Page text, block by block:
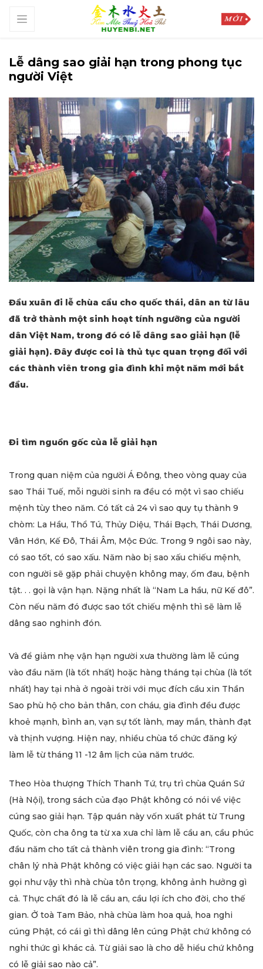
Lễ dâng sao giải hạn trong phong tục
người Việt
Đầu xuân đi lễ chùa cầu cho quốc thái, dân an từ lâu
đã trở thành một sinh hoạt tính ngưỡng của người
dân Việt Nam, trong đó có lễ dâng sao giải hạn (lễ
giải hạn). Đây được coi là thủ tục quan trọng đối với
các thành viên trong gia đình khi một năm mới bắt
đầu.
Đi tìm nguồn gốc của lễ giải hạn
Trong quan niệm của người Á Đông, theo vòng quay của
sao Thái Tuế, mỗi người sinh ra đều có một vì sao chiếu
mệnh tùy theo năm. Có tất cả 24 vì sao quy tụ thành 9
chòm: La Hầu, Thổ Tú, Thủy Diệu, Thái Bạch, Thái Dương,
Vân Hớn, Kế Đô, Thái Âm, Mộc Đức. Trong 9 ngôi sao này,
có sao tốt, có sao xấu. Năm nào bị sao xấu chiếu mệnh,
con người sẽ gặp phải chuyện không may, ốm đau, bệnh
tật. . . gọi là vận hạn. Nặng nhất là “Nam La hầu, nữ Kế đô”.
Còn nếu năm đó được sao tốt chiếu mệnh thì sẽ làm lễ
dâng sao nghinh đón.
Và để giảm nhẹ vận hạn người xưa thường làm lễ cúng
vào đầu năm (là tốt nhất) hoặc hàng tháng tại chùa (là tốt
nhất) hay tại nhà ở ngoài trời với mục đích cầu xin Thần
Sao phù hộ cho bản thân, con cháu, gia đình đều được
khoẻ mạnh, bình an, vạn sự tốt lành, may mắn, thành đạt
và thịnh vượng. Hiện nay, nhiều chùa tổ chức đăng ký
làm lễ từ tháng 11 -12 âm lịch của năm trước.
Theo Hòa thượng Thích Thanh Tứ, trụ trì chùa Quán Sứ
(Hà Nội), trong sách của đạo Phật không có nói về việc
cúng sao giải hạn. Tập quán này vốn xuất phát từ Trung
Quốc, còn cha ông ta từ xa xưa chỉ làm lễ cầu an, cầu phúc
đầu năm cho tất cả thành viên trong gia đình: “Trong
chân lý nhà Phật không có việc giải hạn các sao. Người ta
gọi như vậy thì nhà chùa tôn trọng, không ảnh hưởng gì
cả. Thực chất đó là lễ cầu an, cầu lợi ích cho đời, cho thế
gian. Ở toà Tam Bảo, nhà chùa làm hoa quả, hoa nghi
cúng Phật, có cái gì thì dâng lên cúng Phật chứ không có
nghi thức gì khác cả. Từ giải sao là cho dễ hiểu chứ không
có lễ giải sao nào cả”.